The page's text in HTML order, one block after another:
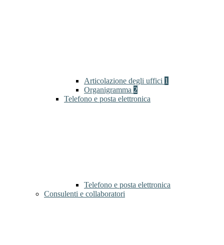
Articolazione degli uffici 1
Organigramma 2
Telefono e posta elettronica
Telefono e posta elettronica
Consulenti e collaboratori